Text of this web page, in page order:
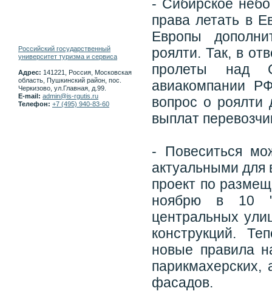
- Сибирское
права летать в
Европы
роялти. Так, в
пролеты над
авиакомпании
вопрос о роялти
выплат
- Повеситься
актуальными
проект по
ноябрю в 10
центральных
конструкций.
новые правила
парикмахерских,
фасадов.
Российский государственный
университет туризма и сервиса
Адрес: 141221, Россия, Московская
область, Пушкинский район, пос.
Черкизово, ул.Главная, д.99.
E-mail: admin@is-rgutis.ru
Телефон: +7 (495) 940-83-60